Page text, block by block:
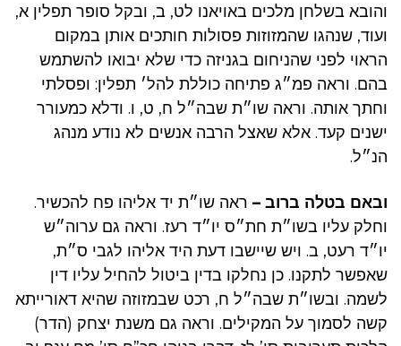
והובא בשלחן מלכים באויאנו לט, ב, ובקל סופר תפלין א,
ועוד, שנהגו שהמזוזות פסולות חותכים אותן במקום
הראוי לפני שהניחום בגניזה כדי שלא יבואו להשתמש
בהם. וראה פמ״ג פתיחה כוללת להל׳ תפלין: ופסלתי
וחתך אותה. וראה שו״ת שבה״ל ח, ט, ו. ודלא כמעורר
ישנים קעד. אלא שאצל הרבה אנשים לא נודע מנהג
הנ״ל.
ובאם בטלה ברוב – ראה שו״ת יד אליהו פח להכשיר.
וחלק עליו בשו״ת חת״ס יו״ד רעז. וראה גם ערוה״ש
יו״ד רעט, ב. ויש שיישבו דעת היד אליהו לגבי ס״ת,
שאפשר לתקנו. כן נחלקו בדין ביטול להחיל עליו דין
לשמה. ובשו״ת שבה״ל ח, רכט שבמזוזה שהיא דאורייתא
קשה לסמוך על המקילים. וראה גם משנת יצחק (הדר)